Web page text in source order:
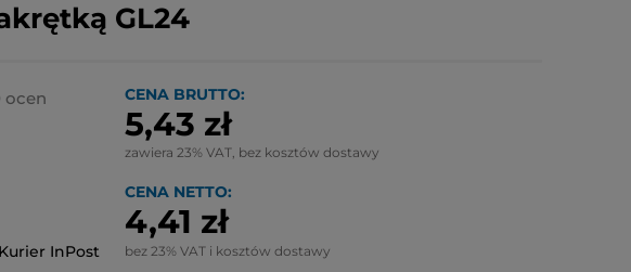
GL24
ocen
InPost
CENA BRUTTO:
5,43 zł
zawiera 23% VAT, bez kosztów dostawy
CENA NETTO:
4,41 zł
bez 23% VAT i kosztów dostawy